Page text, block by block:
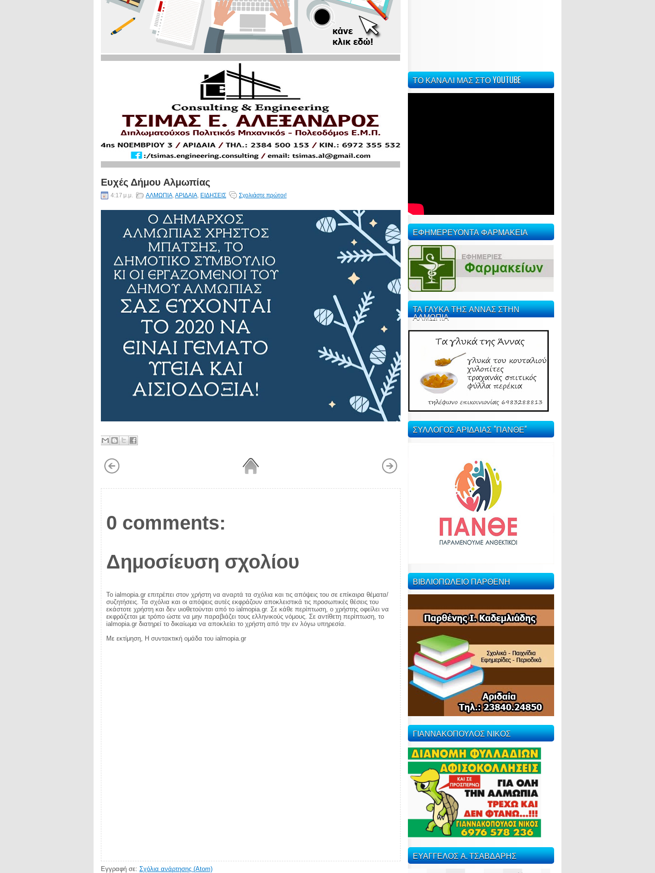
Ευχές Δήμου Αλμωπίας
4:17 μ.μ. ΑΛΜΩΠΙΑ,ΑΡΙΔΑΙΑ, ΕΙΔΗΣΕΙΣ Σχολιάστε πρώτοι!
0 comments:
Δημοσίευση σχολίου
Το ialmopia.gr επιτρέπει στον χρήστη να αναρτά τα σχόλια και τις απόψεις του σε επίκαιρα θέματα/
συζητήσεις. Τα σχόλια και οι απόψεις αυτές εκφράζουν αποκλειστικά τις προσωπικές θέσεις του
εκάστοτε χρήστη και δεν υιοθετούνται από το ialmopia.gr. Σε κάθε περίπτωση, ο χρήστης οφείλει να
εκφράζεται με τρόπο ώστε να μην παραβιάζει τους ελληνικούς νόμους. Σε αντίθετη περίπτωση, το
ialmopia.gr διατηρεί το δικαίωμα να αποκλείει το χρήστη από την εν λόγω υπηρεσία.
Με εκτίμηση, Η συντακτική ομάδα του ialmopia.gr
Εγγραφή σε: Σχόλια ανάρτησης (Atom)
ΤΟ ΚΑΝΑΛΙ ΜΑΣ ΣΤΟ YOUTUBE
ΕΦΗΜΕΡΕΥΟΝΤΑ ΦΑΡΜΑΚΕΙΑ
ΤΑ ΓΛΥΚΑ ΤΗΣ ΑΝΝΑΣ ΣΤΗΝ
ΑΛΜΩΠΙΑ
ΣΥΛΛΟΓΟΣ ΑΡΙΔΑΙΑΣ "ΠΑΝΘΕ"
ΒΙΒΛΙΟΠΩΛΕΙΟ ΠΑΡΘΕΝΗ
ΓΙΑΝΝΑΚΟΠΟΥΛΟΣ ΝΙΚΟΣ
ΕΥΑΓΓΕΛΟΣ Α. ΤΣΑΒΔΑΡΗΣ